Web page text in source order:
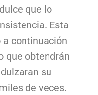
que lo
Esta
a continuación
que obtendrán
su
de veces.